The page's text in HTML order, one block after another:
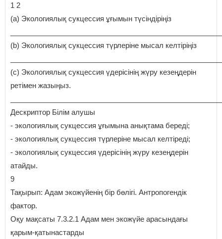
1 2
(а) Экологиялық сукцессия ұғымын түсіндіріңіз
(b) Экологиялық сукцессия түрлеріне мысал келтіріңіз
(с) Экологиялық сукцессия үдерісінің жүру кезеңдерін
ретімен жазыңыз.
Дескриптор Білім алушы
- экологиялық сукцессия ұғымына анықтама береді;
- экологиялық сукцессия түрлеріне мысал келтіреді;
- экологиялық сукцессия үдерісінің жүру кезеңдерін
атайды.
9
Тақырып: Адам экожүйенің бір бөлігі. Антропогендік
фактор.
Оқу мақсаты 7.3.2.1 Адам мен экожүйе арасындағы
қарым-қатынастарды